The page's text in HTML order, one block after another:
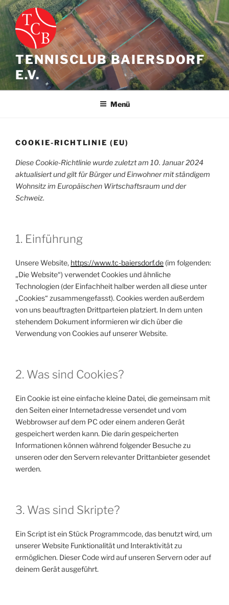
Zum
Inhalt
springen
TENNISCLUB BAIERSDORF
E.V.
Menü
COOKIE-RICHTLINIE (EU)
Diese Cookie-Richtlinie wurde zuletzt am 10. Januar 2024
aktualisiert und gilt für Bürger und Einwohner mit ständigem
Wohnsitz im Europäischen Wirtschaftsraum und der
Schweiz.
1. Einführung
Unsere Website, https://www.tc-baiersdorf.de (im folgenden:
„Die Website“) verwendet Cookies und ähnliche
Technologien (der Einfachheit halber werden all diese unter
„Cookies“ zusammengefasst). Cookies werden außerdem
von uns beauftragten Drittparteien platziert. In dem unten
stehendem Dokument informieren wir dich über die
Verwendung von Cookies auf unserer Website.
2. Was sind Cookies?
Ein Cookie ist eine einfache kleine Datei, die gemeinsam mit
den Seiten einer Internetadresse versendet und vom
Webbrowser auf dem PC oder einem anderen Gerät
gespeichert werden kann. Die darin gespeicherten
Informationen können während folgender Besuche zu
unseren oder den Servern relevanter Drittanbieter gesendet
werden.
3. Was sind Skripte?
Ein Script ist ein Stück Programmcode, das benutzt wird, um
unserer Website Funktionalität und Interaktivität zu
ermöglichen. Dieser Code wird auf unseren Servern oder auf
deinem Gerät ausgeführt.